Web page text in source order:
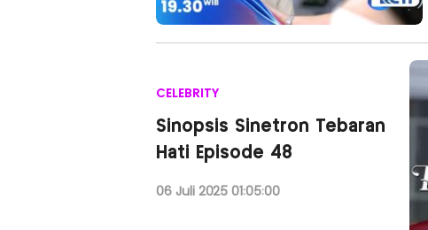
CELEBRITY
Sinopsis Sinetron Tebaran
Hati Episode 48
06 Juli 2025 01:05:00